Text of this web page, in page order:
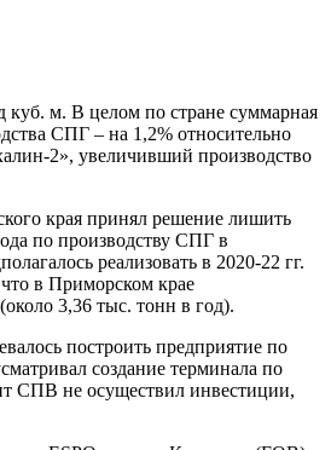
куб. м. В целом по стране суммарная
СПГ – на 1,2% относительно
2», увеличивший производство
края принял решение лишить
по производству СПГ в
реализовать в 2020-22 гг.
в Приморском крае
3,36 тыс. тонн в год).
построить предприятие по
создание терминала по
СПВ не осуществил инвестиции,